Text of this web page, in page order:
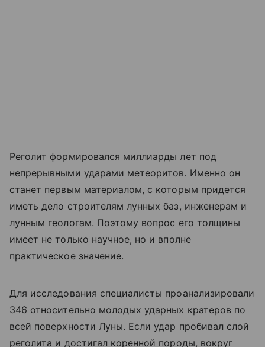
Реголит формировался миллиарды лет под
непрерывными ударами метеоритов. Именно он
станет первым материалом, с которым придется
иметь дело строителям лунных баз, инженерам и
лунным геологам. Поэтому вопрос его толщины
имеет не только научное, но и вполне
практическое значение.
Для исследования специалисты проанализировали
346 относительно молодых ударных кратеров по
всей поверхности Луны. Если удар пробивал слой
реголита и достигал коренной породы, вокруг